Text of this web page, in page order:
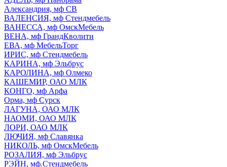
Александрия, мф СВ
ВАЛЕНСИЯ, мф Стендмебель
ВАНЕССА, мф ОмскМебель
ВЕНА, мф ГрандКволити
ЕВА, мф МебельТорг
ИРИС, мф Стендмебель
КАРИНА, мф Эльбрус
КАРОЛИНА, мф Олмеко
КАШЕМИР, ОАО МЛК
КОНГО, мф Арфа
Орма, мф Сурск
ЛАГУНА, ОАО МЛК
НАОМИ, ОАО МЛК
ЛОРИ, ОАО МЛК
ЛЮЧИЯ, мф Славянка
НИКОЛЬ, мф ОмскМебель
РОЗАЛИЯ, мф Эльбрус
РЭЙН, мф.Стендмебель